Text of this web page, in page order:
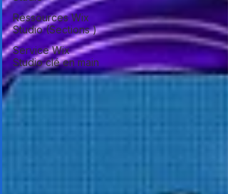
Ressources Wix
Studio (Sections )
Service Wix
Studio clé en main